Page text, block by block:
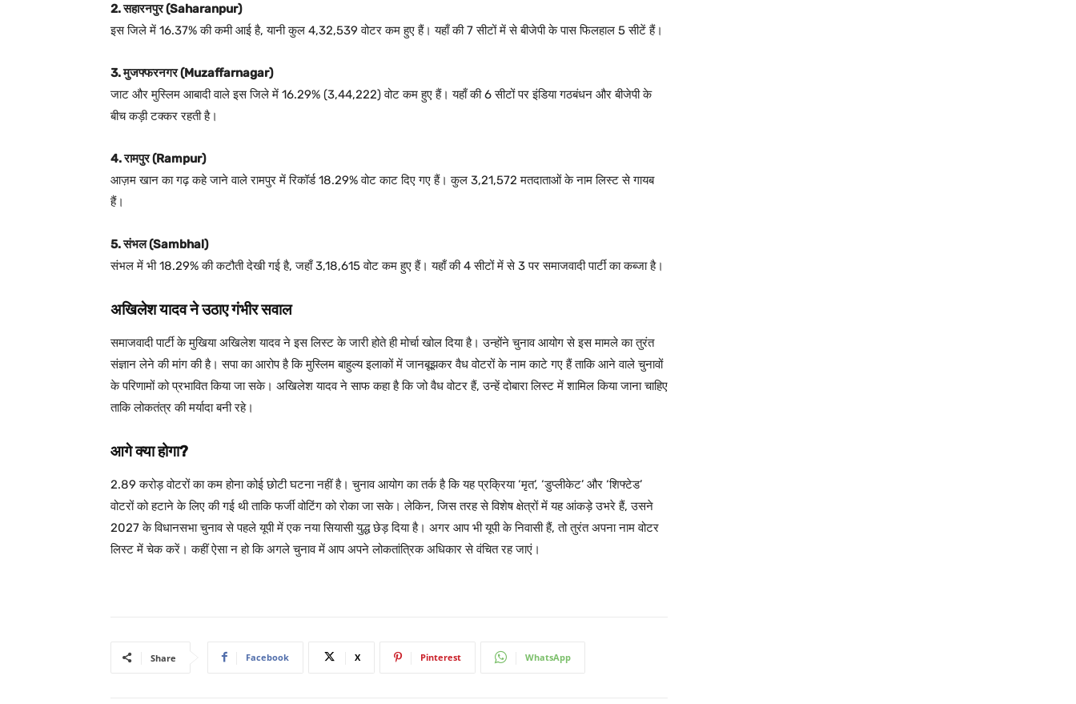
2. सहारनपुर (Saharanpur)
इस जिले में 16.37% की कमी आई है, यानी कुल 4,32,539 वोटर कम हुए हैं। यहाँ की 7 सीटों में से बीजेपी के पास फिलहाल 5 सीटें हैं।
3. मुजफ्फरनगर (Muzaffarnagar)
जाट और मुस्लिम आबादी वाले इस जिले में 16.29% (3,44,222) वोट कम हुए हैं। यहाँ की 6 सीटों पर इंडिया गठबंधन और बीजेपी के
बीच कड़ी टक्कर रहती है।
4. रामपुर (Rampur)
आज़म खान का गढ़ कहे जाने वाले रामपुर में रिकॉर्ड 18.29% वोट काट दिए गए हैं। कुल 3,21,572 मतदाताओं के नाम लिस्ट से गायब
हैं।
5. संभल (Sambhal)
संभल में भी 18.29% की कटौती देखी गई है, जहाँ 3,18,615 वोट कम हुए हैं। यहाँ की 4 सीटों में से 3 पर समाजवादी पार्टी का कब्जा है।
अखिलेश यादव ने उठाए गंभीर सवाल
समाजवादी पार्टी के मुखिया अखिलेश यादव ने इस लिस्ट के जारी होते ही मोर्चा खोल दिया है। उन्होंने चुनाव आयोग से इस मामले का तुरंत
संज्ञान लेने की मांग की है। सपा का आरोप है कि मुस्लिम बाहुल्य इलाकों में जानबूझकर वैध वोटरों के नाम काटे गए हैं ताकि आने वाले चुनावों
के परिणामों को प्रभावित किया जा सके। अखिलेश यादव ने साफ कहा है कि जो वैध वोटर हैं, उन्हें दोबारा लिस्ट में शामिल किया जाना चाहिए
ताकि लोकतंत्र की मर्यादा बनी रहे।
आगे क्या होगा?
2.89 करोड़ वोटरों का कम होना कोई छोटी घटना नहीं है। चुनाव आयोग का तर्क है कि यह प्रक्रिया ‘मृत’, ‘डुप्लीकेट’ और ‘शिफ्टेड’
वोटरों को हटाने के लिए की गई थी ताकि फर्जी वोटिंग को रोका जा सके। लेकिन, जिस तरह से विशेष क्षेत्रों में यह आंकड़े उभरे हैं, उसने
2027 के विधानसभा चुनाव से पहले यूपी में एक नया सियासी युद्ध छेड़ दिया है। अगर आप भी यूपी के निवासी हैं, तो तुरंत अपना नाम वोटर
लिस्ट में चेक करें। कहीं ऐसा न हो कि अगले चुनाव में आप अपने लोकतांत्रिक अधिकार से वंचित रह जाएं।
Share Facebook X Pinterest WhatsApp